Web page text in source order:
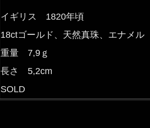
イギリス 1820年頃
18ctゴールド、天然真珠、エナメル
重量 7,9ｇ
長さ 5,2cm
SOLD